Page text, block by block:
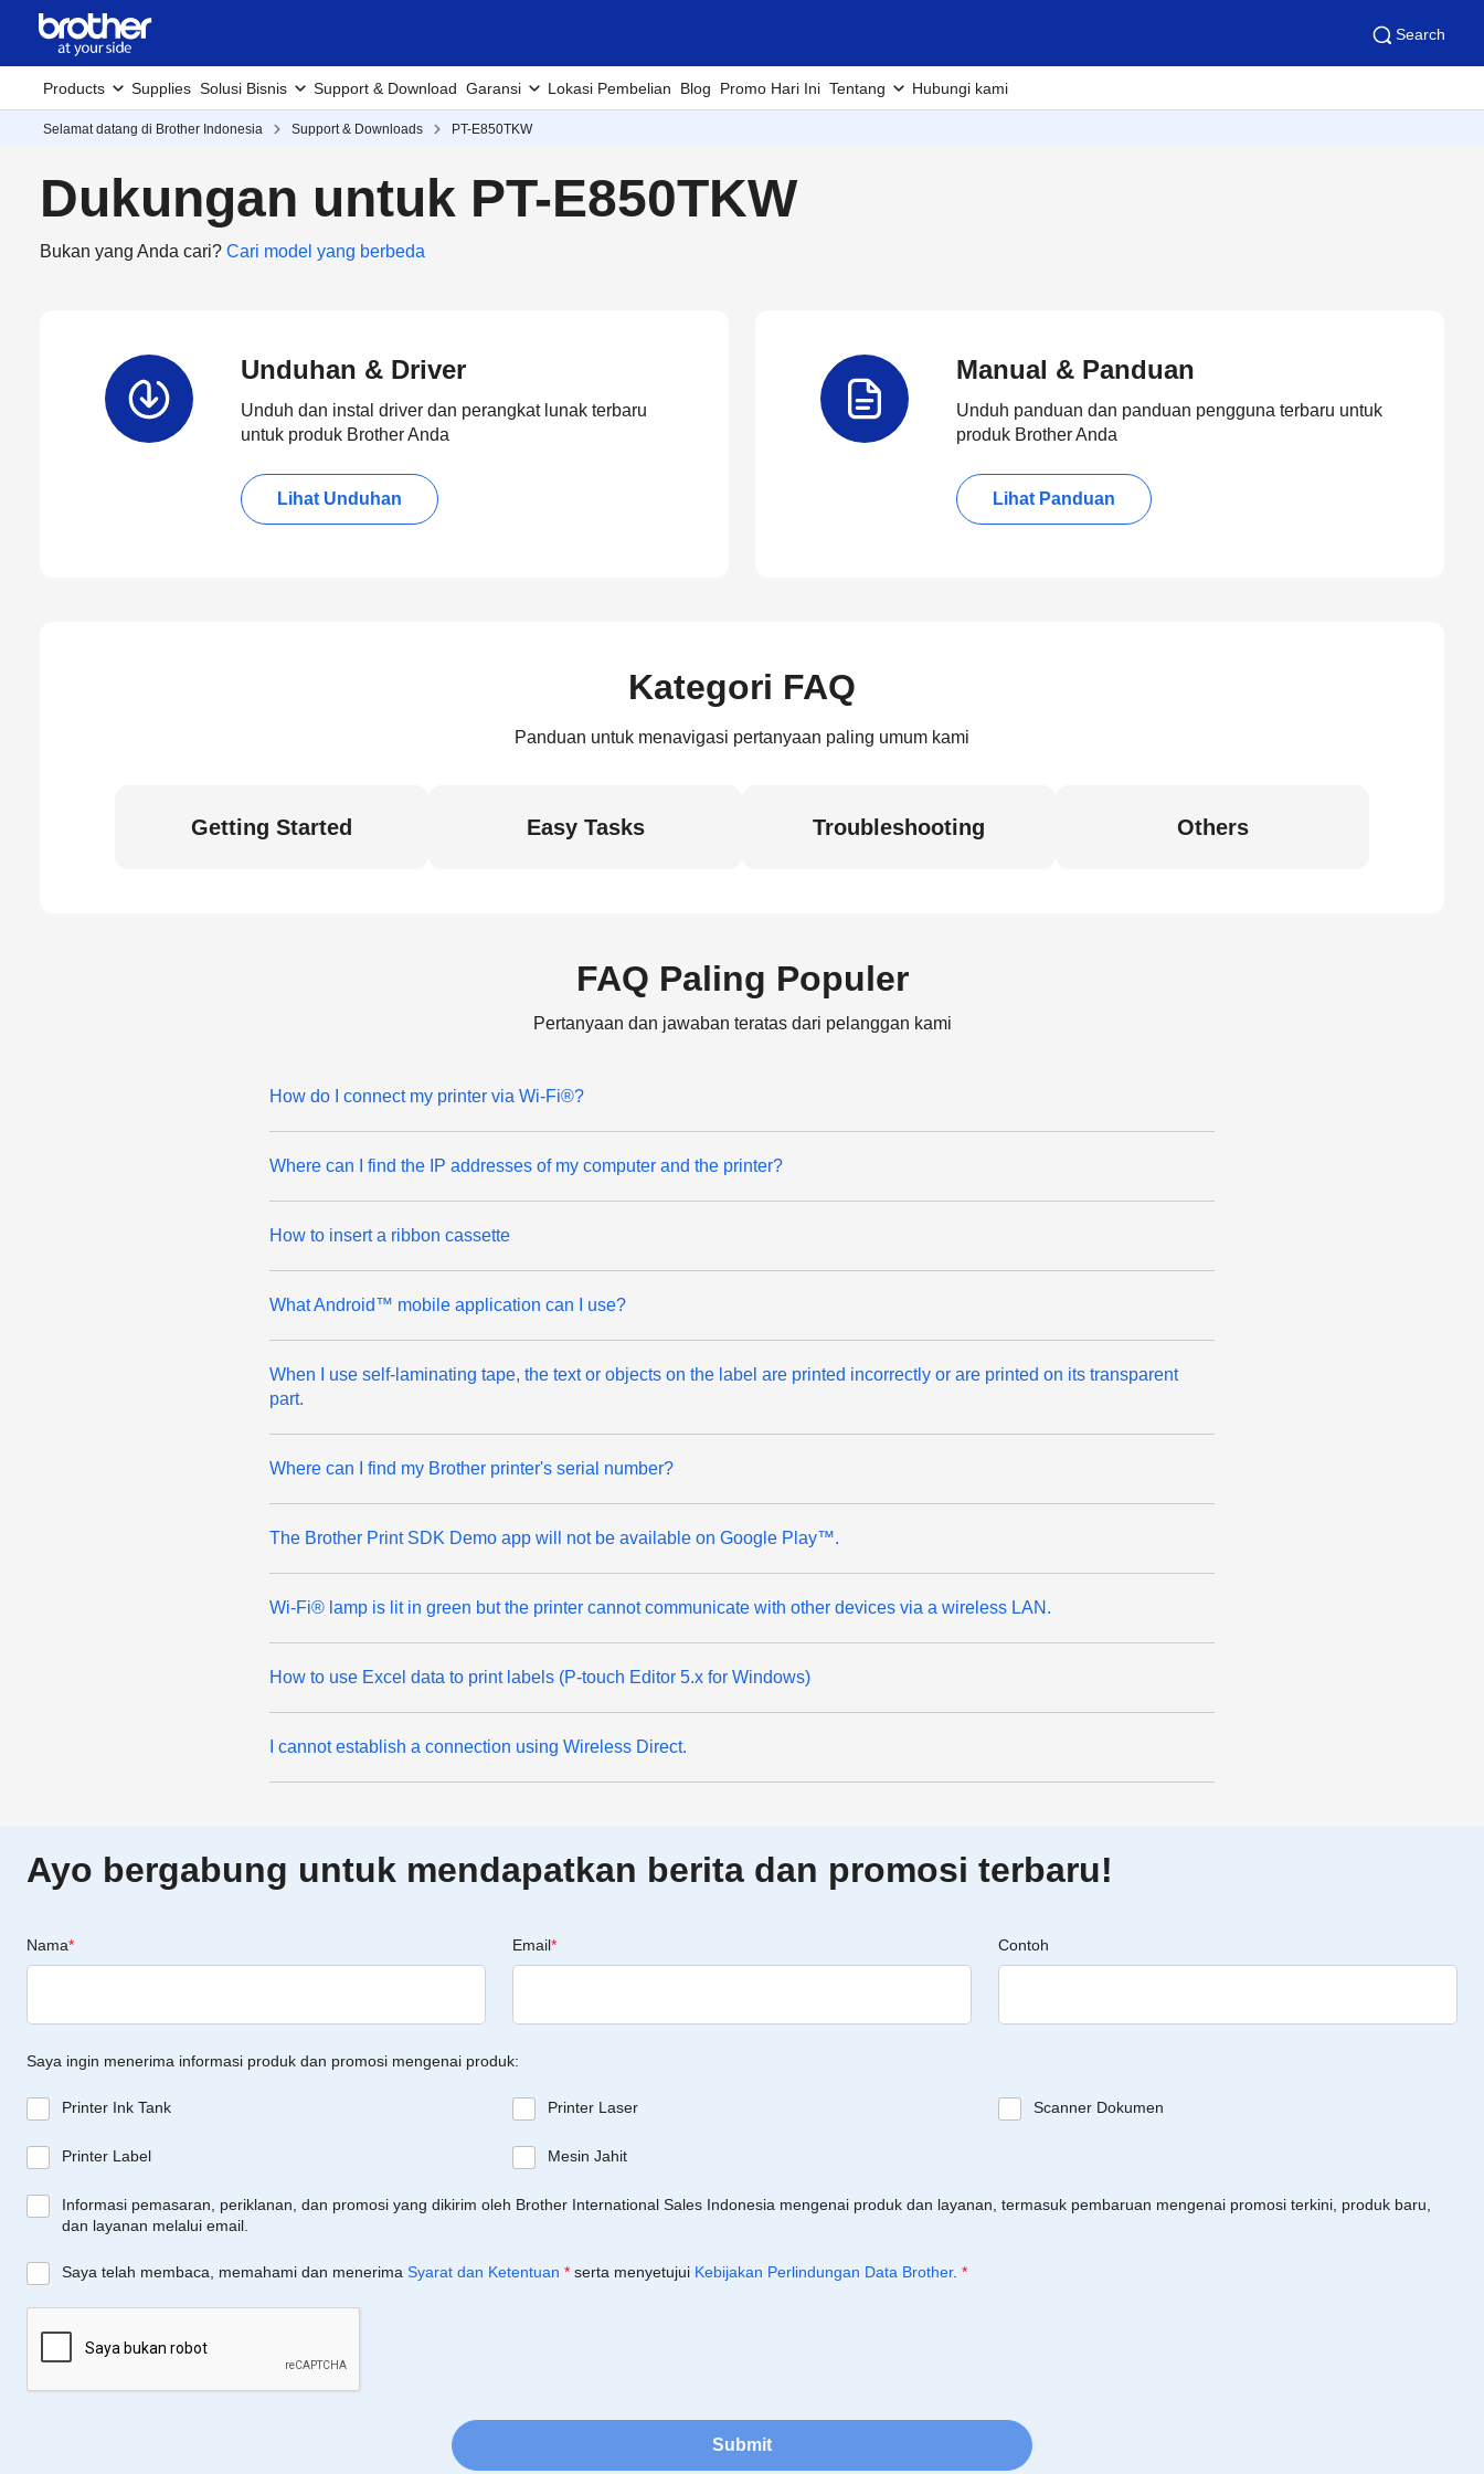
Search
Products Supplies Solusi Bisnis Support & Download Garansi Lokasi Pembelian Blog Promo Hari Ini Tentang Hubungi kami
Selamat datang di Brother Indonesia Support & Downloads PT-E850TKW
Dukungan untuk PT-E850TKW
Bukan yang Anda cari? Cari model yang berbeda
Unduhan & Driver
Unduh dan instal driver dan perangkat lunak terbaru
untuk produk Brother Anda
Lihat Unduhan
Manual & Panduan
Unduh panduan dan panduan pengguna terbaru untuk
produk Brother Anda
Lihat Panduan
Kategori FAQ
Panduan untuk menavigasi pertanyaan paling umum kami
Getting Started Easy Tasks Troubleshooting Others
FAQ Paling Populer
Pertanyaan dan jawaban teratas dari pelanggan kami
How do I connect my printer via Wi-Fi®?
Where can I find the IP addresses of my computer and the printer?
How to insert a ribbon cassette
What Android™ mobile application can I use?
When I use self-laminating tape, the text or objects on the label are printed incorrectly or are printed on its transparent
part.
Where can I find my Brother printer's serial number?
The Brother Print SDK Demo app will not be available on Google Play™.
Wi-Fi® lamp is lit in green but the printer cannot communicate with other devices via a wireless LAN.
How to use Excel data to print labels (P-touch Editor 5.x for Windows)
I cannot establish a connection using Wireless Direct.
Ayo bergabung untuk mendapatkan berita dan promosi terbaru!
Nama* Email* Contoh
Saya ingin menerima informasi produk dan promosi mengenai produk:
Printer Ink Tank Printer Laser Scanner Dokumen
Printer Label Mesin Jahit
Informasi pemasaran, periklanan, dan promosi yang dikirim oleh Brother International Sales Indonesia mengenai produk dan layanan, termasuk pembaruan mengenai promosi terkini, produk baru,
dan layanan melalui email.
Saya telah membaca, memahami dan menerima Syarat dan Ketentuan * serta menyetujui Kebijakan Perlindungan Data Brother. *
Submit